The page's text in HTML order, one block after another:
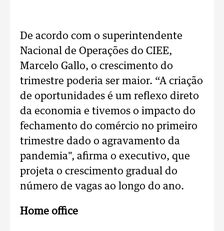
De acordo com o superintendente
Nacional de Operações do CIEE,
Marcelo Gallo, o crescimento do
trimestre poderia ser maior. “A criação
de oportunidades é um reflexo direto
da economia e tivemos o impacto do
fechamento do comércio no primeiro
trimestre dado o agravamento da
pandemia", afirma o executivo, que
projeta o crescimento gradual do
número de vagas ao longo do ano.
Home office